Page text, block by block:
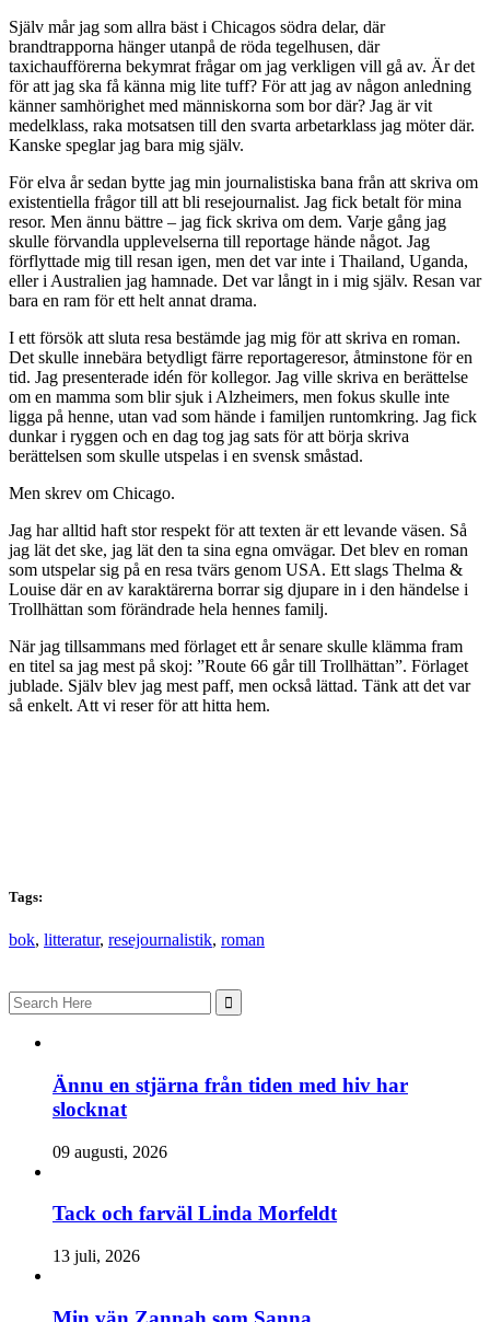
Själv mår jag som allra bäst i Chicagos södra delar, där
brandtrapporna hänger utanpå de röda tegelhusen, där
taxichaufförerna bekymrat frågar om jag verkligen vill gå av. Är det
för att jag ska få känna mig lite tuff? För att jag av någon anledning
känner samhörighet med människorna som bor där? Jag är vit
medelklass, raka motsatsen till den svarta arbetarklass jag möter där.
Kanske speglar jag bara mig själv.
För elva år sedan bytte jag min journalistiska bana från att skriva om
existentiella frågor till att bli resejournalist. Jag fick betalt för mina
resor. Men ännu bättre – jag fick skriva om dem. Varje gång jag
skulle förvandla upplevelserna till reportage hände något. Jag
förflyttade mig till resan igen, men det var inte i Thailand, Uganda,
eller i Australien jag hamnade. Det var långt in i mig själv. Resan var
bara en ram för ett helt annat drama.
I ett försök att sluta resa bestämde jag mig för att skriva en roman.
Det skulle innebära betydligt färre reportageresor, åtminstone för en
tid. Jag presenterade idén för kollegor. Jag ville skriva en berättelse
om en mamma som blir sjuk i Alzheimers, men fokus skulle inte
ligga på henne, utan vad som hände i familjen runtomkring. Jag fick
dunkar i ryggen och en dag tog jag sats för att börja skriva
berättelsen som skulle utspelas i en svensk småstad.
Men skrev om Chicago.
Jag har alltid haft stor respekt för att texten är ett levande väsen. Så
jag lät det ske, jag lät den ta sina egna omvägar. Det blev en roman
som utspelar sig på en resa tvärs genom USA. Ett slags Thelma &
Louise där en av karaktärerna borrar sig djupare in i den händelse i
Trollhättan som förändrade hela hennes familj.
När jag tillsammans med förlaget ett år senare skulle klämma fram
en titel sa jag mest på skoj: ”Route 66 går till Trollhättan”. Förlaget
jublade. Själv blev jag mest paff, men också lättad. Tänk att det var
så enkelt. Att vi reser för att hitta hem.
Tags:
bok, litteratur, resejournalistik, roman
Search
for:
Ännu en stjärna från tiden med hiv har
slocknat
09 augusti, 2026
Tack och farväl Linda Morfeldt
13 juli, 2026